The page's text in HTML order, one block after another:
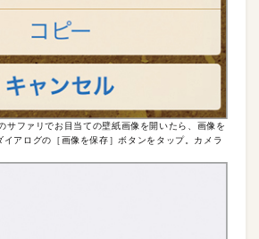
ファリでお目当ての壁紙画像を開いたら、画像を
イアログの［画像を保存］ボタンをタップ。カメラ